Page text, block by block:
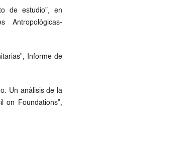
de estudio”, en
Antropológicas-
Informe de
Un análisis de la
on Foundations”,